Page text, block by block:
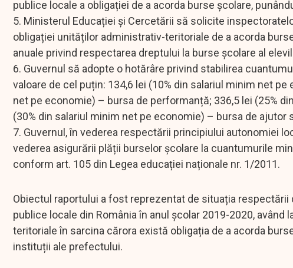
publice locale a obligației de a acorda burse școlare,
5. Ministerul Educației și Cercetării să solicite
obligației unităților administrativ-teritoriale de a acorda
anuale privind respectarea dreptului la burse școlare al
6. Guvernul să adopte o hotărâre privind stabilirea
valoare de cel puțin: 134,6 lei (10% din salariul minim net
net pe economie) – bursa de performanță; 336,5 lei (25%
(30% din salariul minim net pe economie) – bursa de ajutor
7. Guvernul, în vederea respectării principiului autonomiei
vederea asigurării plății burselor școlare la cuantumurile
conform art. 105 din Legea educației naționale nr. 1/2011.
Obiectul raportului a fost reprezentat de situația
publice locale din România în anul școlar 2019-2020,
teritoriale în sarcina cărora există obligația de a acorda
instituții ale prefectului.